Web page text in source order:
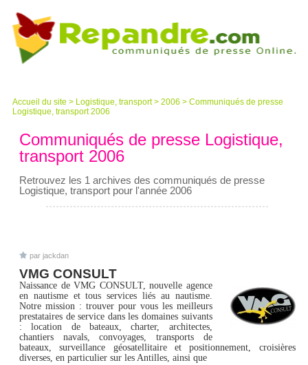
Accueil du site > Logistique, transport> 2006 > Communiqués de presse
Logistique, transport 2006
Communiqués de presse Logistique,
transport 2006
Retrouvez les 1 archives des communiqués de presse
Logistique, transport pour l'année 2006
par jackdan
VMG CONSULT
Naissance de VMG CONSULT, nouvelle agence
en nautisme et tous services liés au nautisme.
Notre mission : trouver pour vous les meilleurs
prestataires de service dans les domaines suivants
: location de bateaux, charter, architectes,
chantiers navals, convoyages, transports de
bateaux, surveillance géosatellitaire et positionnement, croisières
diverses, en particulier sur les Antilles, ainsi que